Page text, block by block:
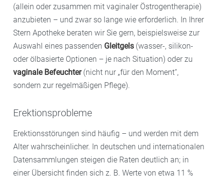
(allein oder zusammen mit vaginaler Östrogentherapie)
anzubieten – und zwar so lange wie erforderlich. In Ihrer
Stern Apotheke beraten wir Sie gern, beispielsweise zur
Auswahl eines passenden Gleitgels (wasser-, silikon-
oder ölbasierte Optionen – je nach Situation) oder zu
vaginale Befeuchter(nicht nur „für den Moment“,
sondern zur regelmäßigen Pflege).
Erektionsprobleme
Erektionsstörungen sind häufig – und werden mit dem
Alter wahrscheinlicher. In deutschen und internationalen
Datensammlungen steigen die Raten deutlich an; in
einer Übersicht finden sich z. B. Werte von etwa 11 %